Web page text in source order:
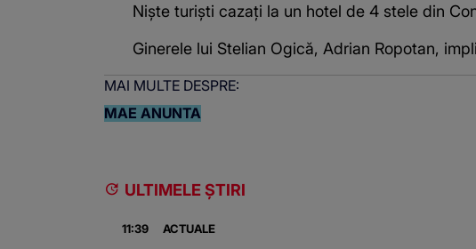
Niște turiști cazați la un hotel de 4 stele din
Ginerele lui Stelian Ogică, Adrian Ropotan,
MAI MULTE DESPRE:
MAE ANUNTA
ULTIMELE ȘTIRI
11:39 ACTUALE